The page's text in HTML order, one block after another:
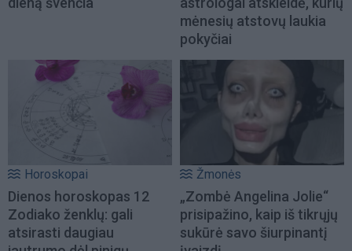
mėnesių atstovų laukia
pokyčiai
Horoskopai
Dienos horoskopas 12
Zodiako ženklų: gali
atsirasti daugiau
Žmonės
„Zombė Angelina Jolie“
prisipažino, kaip iš tikrųjų
sukūrė savo šiurpinantį